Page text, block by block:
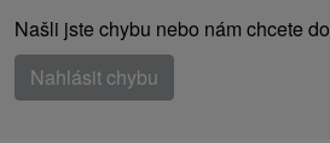
Našli jste chybu nebo nám chcete
Nahlásit chybu